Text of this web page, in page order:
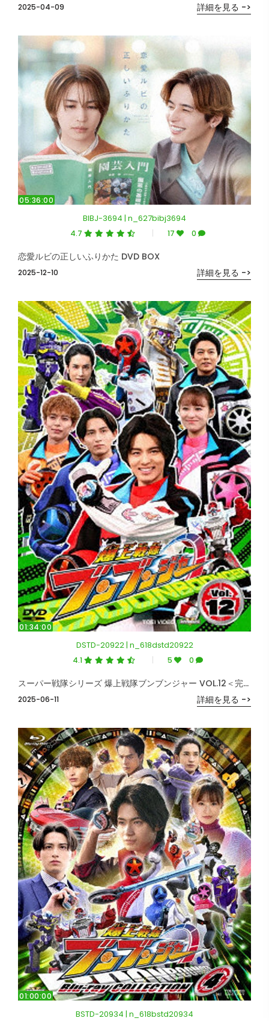
2025-04-09
詳細を見る ->
05:36:00
BIBJ-3694 | n_627bibj3694
4.7 17 0
2025-12-10
恋愛ルビの正しいふりかた DVD BOX
詳細を見る ->
01:34:00
DSTD-20922 | n_618dstd20922
4.1 5 0
2025-06-11
スーパー戦隊シリーズ 爆上戦隊ブンブンジャー VOL.12＜完＞
詳細を見る ->
01:00:00
BSTD-20934 | n_618bstd20934